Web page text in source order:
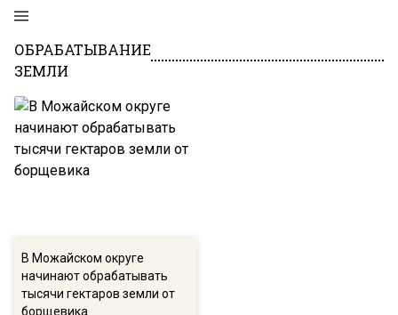
ОБРАБАТЫВАНИЕ
ЗЕМЛИ
В Можайском округе
начинают обрабатывать
тысячи гектаров земли от
борщевика